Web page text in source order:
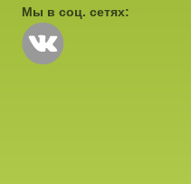
Мы в соц. сетях: